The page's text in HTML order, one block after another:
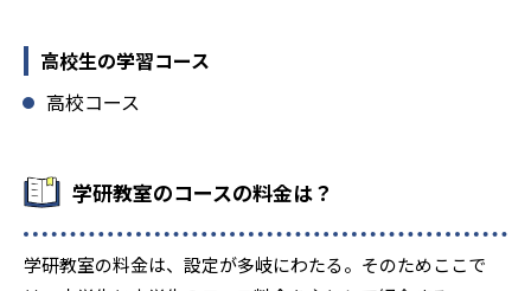
高校生の学習コース
高校コース
学研教室のコースの料金は？
学研教室の料金は、設定が多岐にわたる。そのためここで